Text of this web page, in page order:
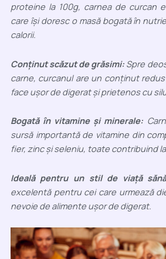
proteine la 100g, carnea de curcan
care își doresc o masă bogată în
calorii.
Conținut scăzut de grăsimi: Spre
carne, curcanul are un conținut
face ușor de digerat și prietenos cu
Bogată în vitamine și minerale:
sursă importantă de vitamine din
fier, zinc și seleniu, toate contribuind
Ideală pentru un stil de viață
excelentă pentru cei care urmează
nevoie de alimente ușor de digerat.